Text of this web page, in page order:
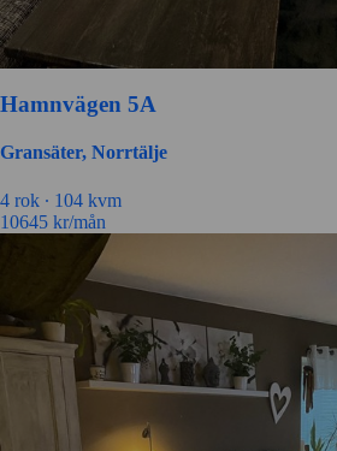
Hamnvägen 5A
Gransäter, Norrtälje
4 rok ∙ 104 kvm
10645 kr/mån